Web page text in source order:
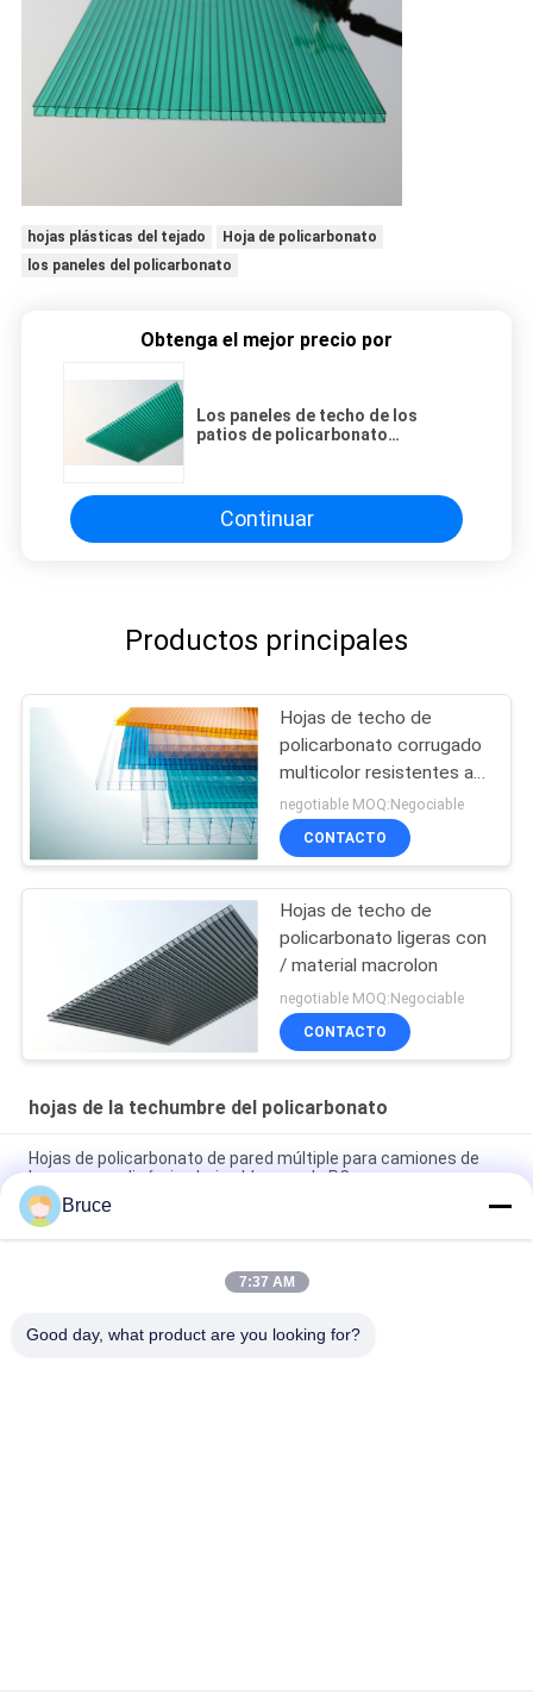
hojas plásticas del tejado
Hoja de policarbonato
los paneles del policarbonato
Obtenga el mejor precio por
Los paneles de techo de los
patios de policarbonato
Continuar
Productos principales
Hojas de techo de
policarbonato corrugado
multicolor resistentes al
clima y a los rayos UV
negotiable MOQ:Negociable
CONTACTO
Hojas de techo de
policarbonato ligeras con
/ material macrolon
negotiable MOQ:Negociable
CONTACTO
hojas de la techumbre del policarbonato
Hojas de policarbonato de pared múltiple para camiones de
barrera aerodinámica hojas blancas de PC
25 mm Hojas de policarbonato de pared múltiple para
camiones Barrera aerodinámica Alto impacto
Paneles de policarbonato de doble pared naranja, hojas
Bruce
7:37 AM
Good day, what product are you looking for?